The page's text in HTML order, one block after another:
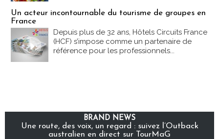
Un acteur incontournable du tourisme de groupes en
France
Depuis plus de 32 ans, Hôtels Circuits France
(HCF) s’impose comme un partenaire de
référence pour les professionnels...
BRAND NEWS
Une route, des voix, un regard : suivez l’Outback
australien en direct sur TourMaG